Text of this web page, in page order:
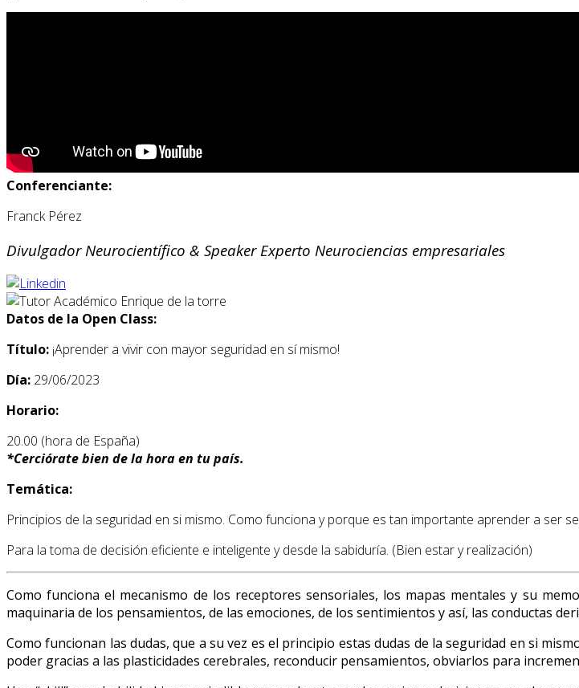
Conferenciante:
Franck Pérez
Divulgador Neurocientífico & Speaker Experto Neurociencias empresariales
Datos de la Open Class:
Título: ¡Aprender a vivir con mayor seguridad en sí mismo!
Día: 29/06/2023
Horario:
20.00 (hora de España)
*Cerciórate bien de la hora en tu país.
Temática:
Principios de la seguridad en si mismo. Como funciona y porque es tan importante aprender a ser
Para la toma de decisión eficiente e inteligente y desde la sabiduría. (Bien estar y realización)
Como funciona el mecanismo de los receptores sensoriales, los mapas mentales y su
maquinaria de los pensamientos, de las emociones, de los sentimientos y así, las conductas
Como funcionan las dudas, que a su vez es el principio estas dudas de la seguridad en si
poder gracias a las plasticidades cerebrales, reconducir pensamientos, obviarlos para